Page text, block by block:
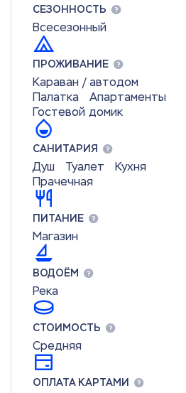
СЕЗОННОСТЬ
Всесезонный
ПРОЖИВАНИЕ
Караван / автодом
Палатка
Апартаменты
Гостевой домик
САНИТАРИЯ
Душ Туалет
Кухня
Прачечная
ПИТАНИЕ
Магазин
ВОДОЁМ
Река
СТОИМОСТЬ
Средняя
ОПЛАТА КАРТАМИ